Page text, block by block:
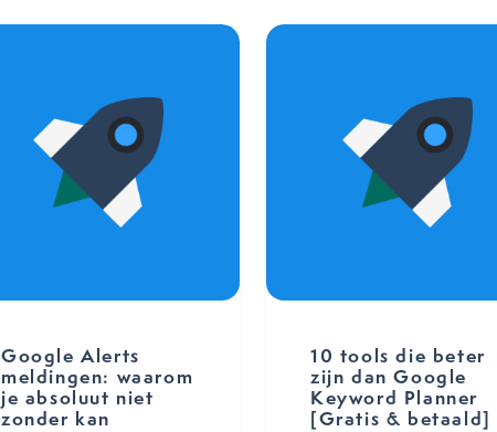
Google Alerts
meldingen: waarom
je absoluut niet
zonder kan
10 tools die beter
zijn dan Google
Keyword Planner
[Gratis & betaald]